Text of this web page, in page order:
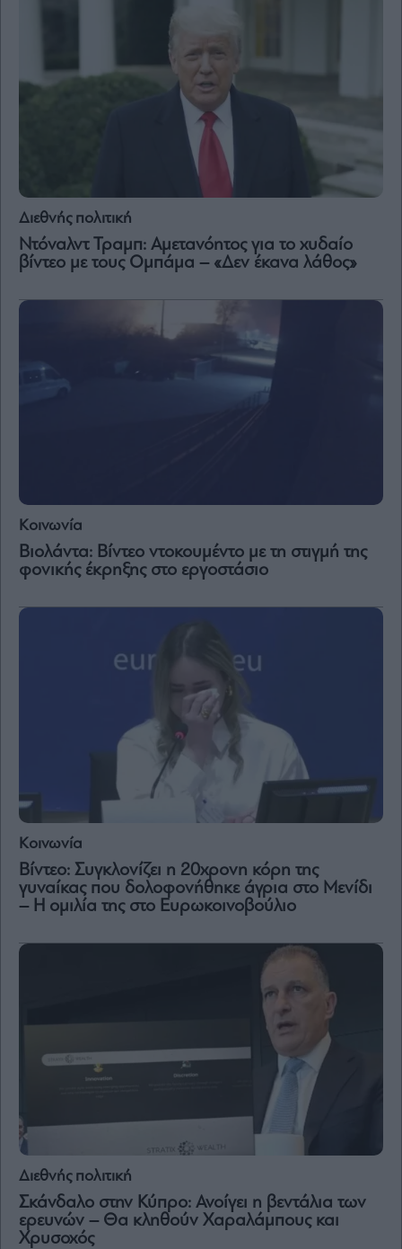
Διεθνής πολιτική
Ντόναλντ Τραμπ: Αμετανόητος για το χυδαίο
βίντεο με τους Ομπάμα – «Δεν έκανα λάθος»
Κοινωνία
Βιολάντα: Βίντεο ντοκουμέντο με τη στιγμή της
φονικής έκρηξης στο εργοστάσιο
Κοινωνία
Βίντεο: Συγκλονίζει η 20χρονη κόρη της
γυναίκας που δολοφονήθηκε άγρια στο Μενίδι
– Η ομιλία της στο Ευρωκοινοβούλιο
Διεθνής πολιτική
Σκάνδαλο στην Κύπρο: Ανοίγει η βεντάλια των
ερευνών – Θα κληθούν Χαραλάμπους και
Χρυσοχός